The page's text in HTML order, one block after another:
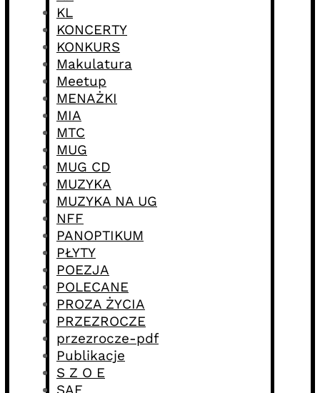
KL
KONCERTY
KONKURS
Makulatura
Meetup
MENAŻKI
MIA
MTC
MUG
MUG CD
MUZYKA
MUZYKA NA UG
NFF
PANOPTIKUM
PŁYTY
POEZJA
POLECANE
PROZA ŻYCIA
PRZEZROCZE
przezrocze-pdf
Publikacje
S Z O E
SAF